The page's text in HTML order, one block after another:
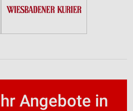
Angebote in